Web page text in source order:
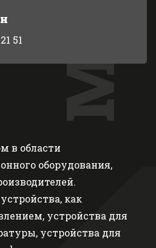
51
в области
оборудования,
как
устройства для
устройства для